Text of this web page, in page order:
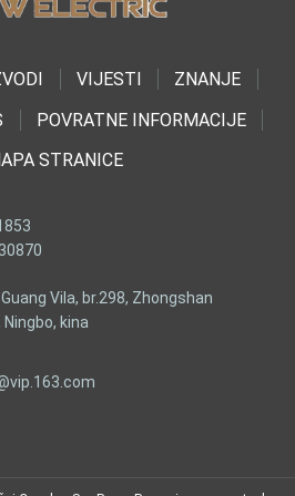
VIJESTI
ZNANJE
POVRATNE INFORMACIJE
STRANICE
Vila, br.298, Zhongshan
kina